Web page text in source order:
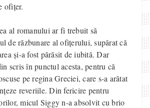
ofițer.
al romanului ar fi trebuit să
de răzbunare al ofițerului, supărat că
și-a fost părăsit de iubită. Dar
scris în punctul acesta, pentru că
pe regina Greciei, care s-a arătat
reveriile. Din fericire pentru
micul Siggy n-a absolvit cu brio